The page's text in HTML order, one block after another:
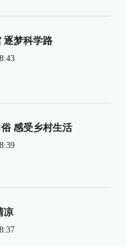
逐梦科学路
感受乡村生活
凉